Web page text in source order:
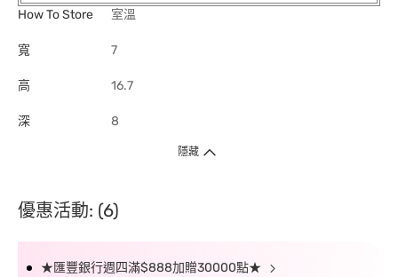
How To Store
室溫
寬 7
高 16.7
深 8
隱藏
優惠活動: (6)
★匯豐銀行週四滿$888加贈30000點★